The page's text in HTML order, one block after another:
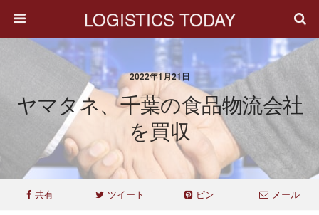
LOGISTICS TODAY
2022年1月21日
ヤマタネ、千葉の食品物流会社
を買収
共有 ツイート ピン メール